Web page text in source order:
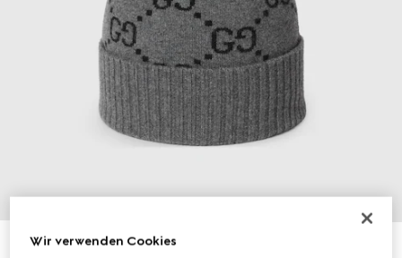
Mütze aus GG Kaschmir
Wir verwenden Cookies